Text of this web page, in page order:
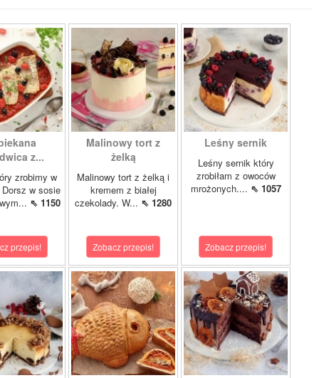
z...
zrobimy w
w sosie
⇖ 1150
przepis!
Malinowy tort z
żelką
Malinowy tort z żelką i
kremem z białej
czekolady. W... ⇖ 1280
Zobacz przepis!
Leśny sernik
Leśny sernik który
zrobiłam z owoców
mrożonych.... ⇖ 1057
Zobacz przepis!